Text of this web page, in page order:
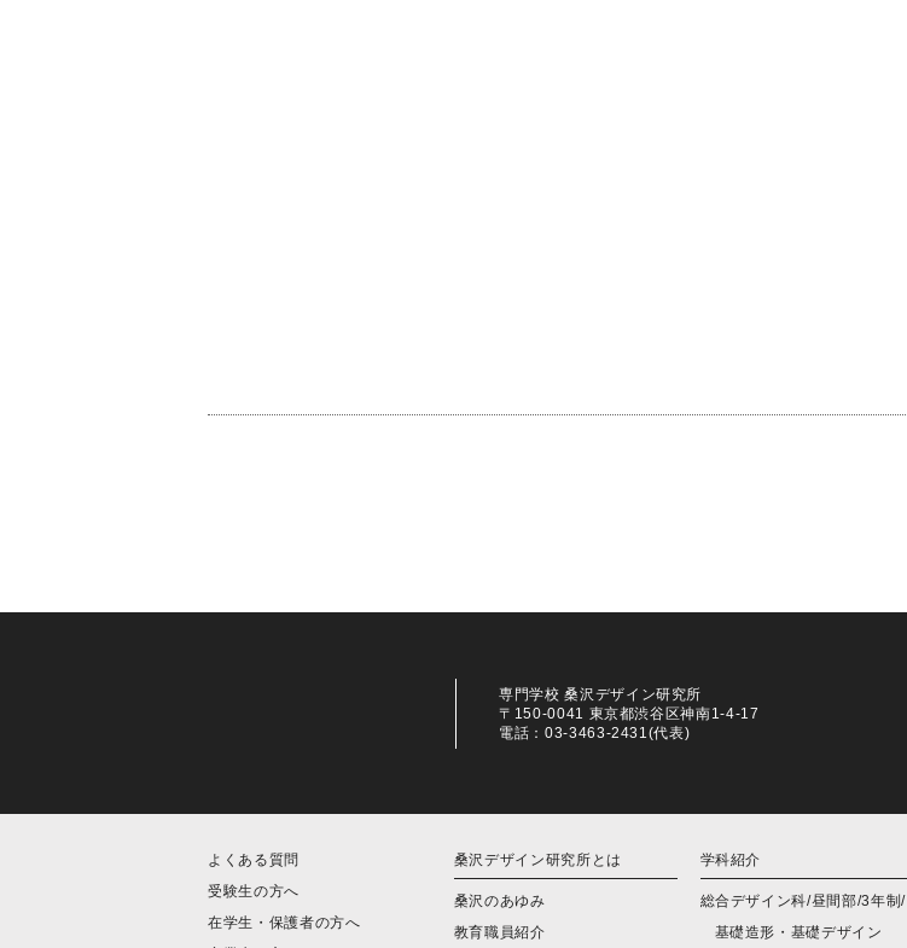
専門学校 桑沢デザイン研究所
〒150-0041 東京都渋谷区神南1-4-17
電話：03-3463-2431(代表)
よくある質問
受験生の方へ
在学生・保護者の方へ
桑沢デザイン研究所とは
桑沢のあゆみ
教育職員紹介
学科紹介
総合デザイン科/昼間部/3年制/
基礎造形・基礎デザイン